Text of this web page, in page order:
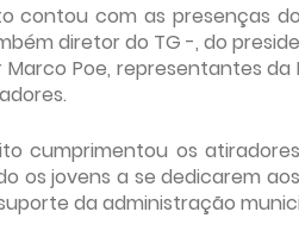
contou com as presenças
diretor do TG -, do
Marco Poe, representantes
cumprimentou os
os jovens a se dedicarem
da administração